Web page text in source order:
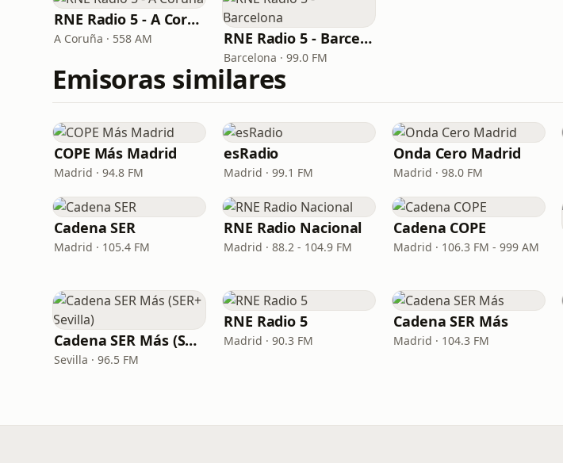
RNE Radio 5 - A Coruña
A Coruña · 558 AM RNE Radio 5 - Barcelona
Barcelona · 99.0 FM
Emisoras similares
COPE Más Madrid
Madrid · 94.8 FM
esRadio
Madrid · 99.1 FM
Onda Cero Madrid
Madrid · 98.0 FM
Cadena SER
Madrid · 105.4 FM
RNE Radio Nacional
Madrid · 88.2 - 104.9 FM
Cadena COPE
Madrid · 106.3 FM - 999 AM
Cadena SER Más (SER+ Sevilla)
Sevilla · 96.5 FM
RNE Radio 5
Madrid · 90.3 FM
Cadena SER Más
Madrid · 104.3 FM